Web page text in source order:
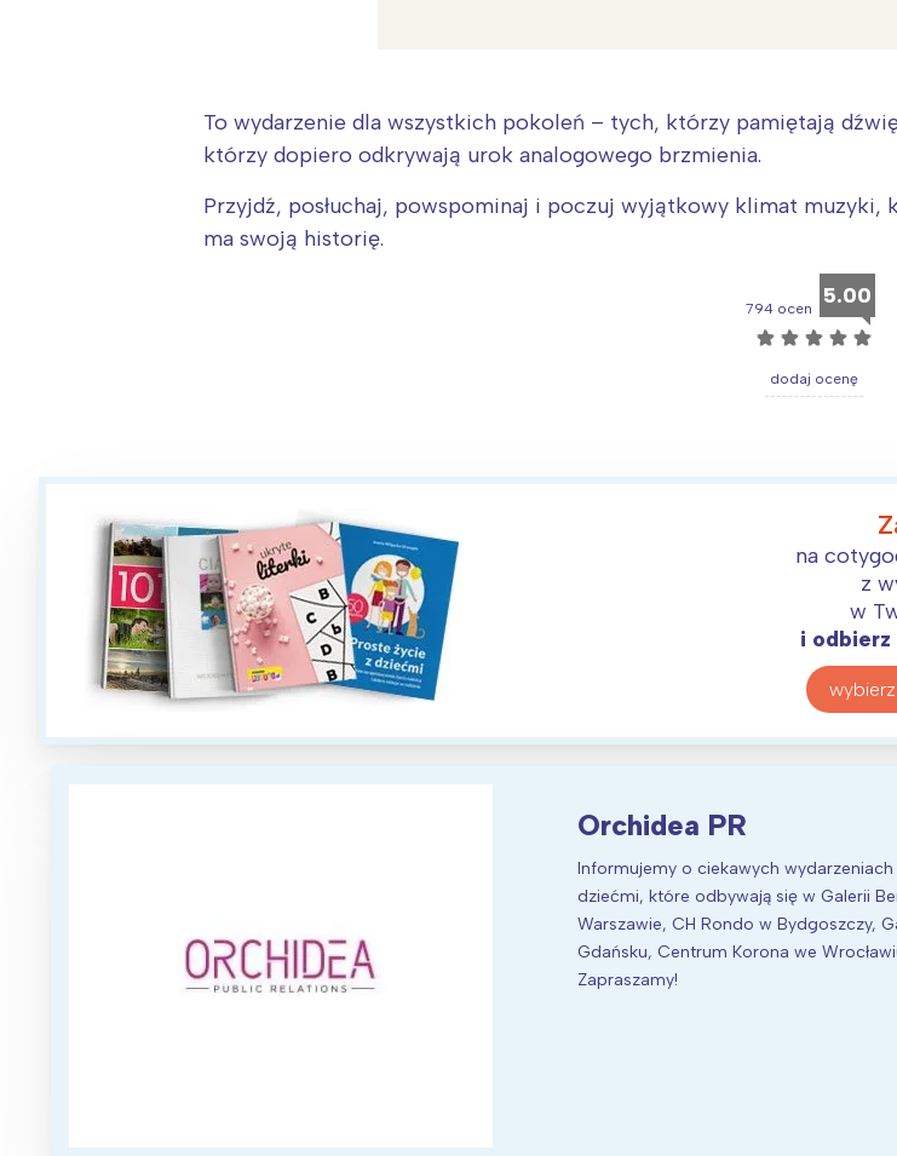
To wydarzenie dla wszystkich pokoleń – tych, którzy pamiętają
którzy dopiero odkrywają urok analogowego brzmienia.
Przyjdź, posłuchaj, powspominaj i poczuj wyjątkowy klimat muzyki,
ma swoją historię.
794 ocen 5.00
☆ ☆ ☆ ☆ ☆
dodaj ocenę
na
z
w
i odbierz
Orchidea PR
Informujemy o ciekawych
dziećmi, które odbywają się w Galerii
Warszawie, CH Rondo w Bydgoszczy,
Gdańsku, Centrum Korona we
Zapraszamy!
Interesują mnie